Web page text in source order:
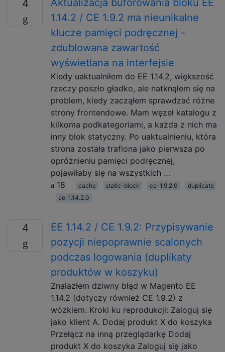
4
1.14.2 / CE 1.9.2 ma nieunikalne
klucze pamięci podręcznej -
zdublowana zawartość
wyświetlana na interfejsie
Kiedy uaktualniłem do EE 1.14.2, większość
rzeczy poszło gładko, ale natknąłem się na
problem, kiedy zacząłem sprawdzać różne
strony frontendowe. Mam węzeł katalogu z
kilkoma podkategoriami, a każda z nich ma
inny blok statyczny. Po uaktualnieniu, która
strona została trafiona jako pierwsza po
opróżnieniu pamięci podręcznej,
pojawiłaby się na wszystkich …
18
cache static-block ce-1.9.2.0
duplicate
ee-1.14.2.0
4
EE 1.14.2 / CE 1.9.2: Przypisywanie
pozycji niepoprawnie scalonych
podczas logowania (duplikaty
produktów w koszyku)
Znalazłem dziwny błąd w Magento EE
1.14.2 (dotyczy również CE 1.9.2) z
wózkiem. Kroki ku reprodukcji: Zaloguj się
jako klient A. Dodaj produkt X do koszyka
Przełącz na inną przeglądarkę Dodaj
produkt X do koszyka Zaloguj się jako